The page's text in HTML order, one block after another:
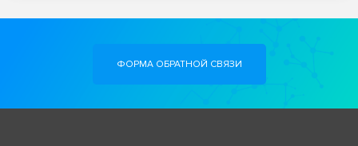
ФОРМА ОБРАТНОЙ СВЯЗИ